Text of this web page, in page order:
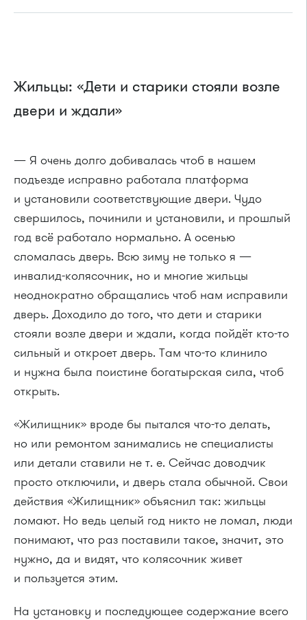
Жильцы: «Дети и старики стояли возле
двери и ждали»
— Я очень долго добивалась чтоб в нашем
подъезде исправно работала платформа
и установили соответствующие двери. Чудо
свершилось, починили и установили, и прошлый
год всё работало нормально. А осенью
сломалась дверь. Всю зиму не только я —
инвалид-колясочник, но и многие жильцы
неоднократно обращались чтоб нам исправили
дверь. Доходило до того, что дети и старики
стояли возле двери и ждали, когда пойдёт кто-то
сильный и откроет дверь. Там что-то клинило
и нужна была поистине богатырская сила, чтоб
открыть.
«Жилищник» вроде бы пытался что-то делать,
но или ремонтом занимались не специалисты
или детали ставили не т. е. Сейчас доводчик
просто отключили, и дверь стала обычной. Свои
действия «Жилищник» объяснил так: жильцы
ломают. Но ведь целый год никто не ломал, люди
понимают, что раз поставили такое, значит, это
нужно, да и видят, что колясочник живет
и пользуется этим.
На установку и последующее содержание всего